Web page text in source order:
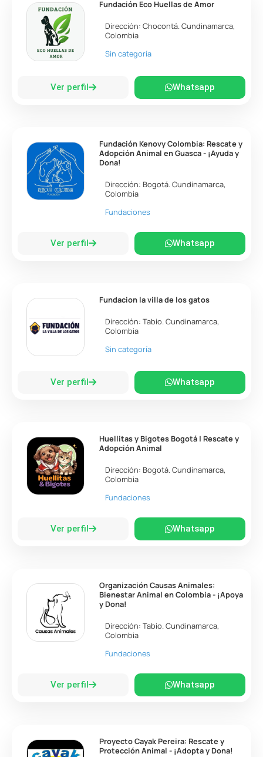
Fundación Eco Huellas de Amor
Dirección:Chocontá.Cundinamarca,
Colombia
Sin categoría
Ver perfil Whatsapp
Fundación Kenovy Colombia: Rescate y
Adopción Animal en Guasca - ¡Ayuda y
Dona!
Dirección: Bogotá.Cundinamarca,
Colombia
Fundaciones
Ver perfil Whatsapp
Fundacion la villa de los gatos
Dirección:Tabio.Cundinamarca,
Colombia
Sin categoría
Ver perfil Whatsapp
Huellitas y Bigotes Bogotá | Rescate y
Adopción Animal
Dirección: Bogotá.Cundinamarca,
Colombia
Fundaciones
Ver perfil Whatsapp
Organización Causas Animales:
Bienestar Animal en Colombia - ¡Apoya
y Dona!
Dirección:Tabio.Cundinamarca,
Colombia
Fundaciones
Ver perfil Whatsapp
Proyecto Cayak Pereira: Rescate y
Protección Animal - ¡Adopta y Dona!